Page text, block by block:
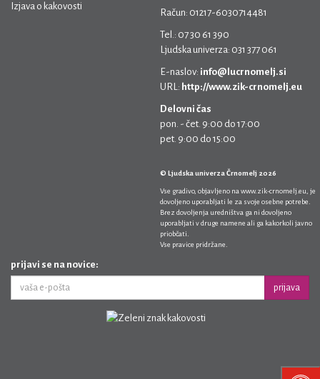
Izjava o kakovosti
Račun: 01217-6030714481
Tel.: 07 30 61 390
Ljudska univerza: 031 377 061
E-naslov: info@lucrnomelj.si
URL: http://www.zik-crnomelj.eu
Delovni čas
pon. - čet. 9:00 do 17:00
pet. 9:00 do 15:00
© Ljudska univerza Črnomelj 2026
Vse gradivo, objavljeno na www.zik-crnomelj.eu , je
dovoljeno uporabljati le za svoje osebne potrebe.
Brez dovoljenja uredništva ga ni dovoljeno
uporabljati v druge namene ali ga kakorkoli javno
priobčati.
Vse pravice pridržane.
prijavi se na novice:
prijava